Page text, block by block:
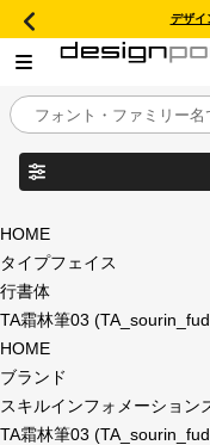
デザイ
目的別フォントガイド
特集
年間ライセンス商品
商品名
フォント形式
HOME
タイプフェイス
行書体
TA霜林筆03
HOME
ブランド
スキルインフォメーション
TA霜林筆03